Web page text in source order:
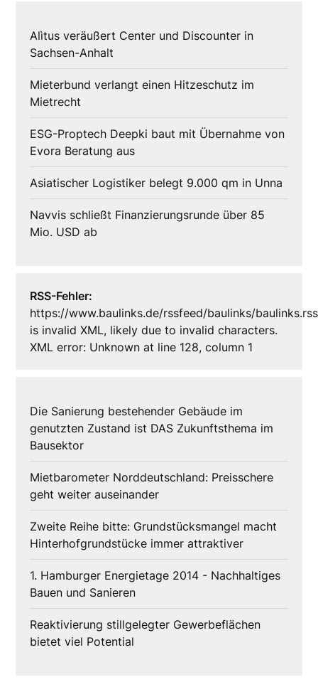
Alìtus veräußert Center und Discounter in
Sachsen-Anhalt
Mieterbund verlangt einen Hitzeschutz im
Mietrecht
ESG-Proptech Deepki baut mit Übernahme von
Evora Beratung aus
Asiatischer Logistiker belegt 9.000 qm in Unna
Navvis schließt Finanzierungsrunde über 85
Mio. USD ab
RSS-Fehler:
https://www.baulinks.de/rssfeed/baulinks/baulinks.rss
is invalid XML, likely due to invalid characters.
XML error: Unknown at line 128, column 1
Die Sanierung bestehender Gebäude im
genutzten Zustand ist DAS Zukunftsthema im
Bausektor
Mietbarometer Norddeutschland: Preisschere
geht weiter auseinander
Zweite Reihe bitte: Grundstücksmangel macht
Hinterhofgrundstücke immer attraktiver
1. Hamburger Energietage 2014 - Nachhaltiges
Bauen und Sanieren
Reaktivierung stillgelegter Gewerbeflächen
bietet viel Potential